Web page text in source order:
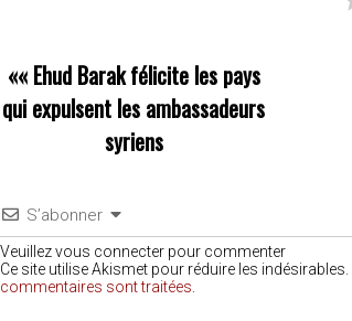
«« Ehud Barak félicite les pays
qui expulsent les ambassadeurs
syriens
S’abonner
Veuillez vous connecter pour commenter
Ce site utilise Akismet pour réduire les indésirables.
commentaires sont traitées